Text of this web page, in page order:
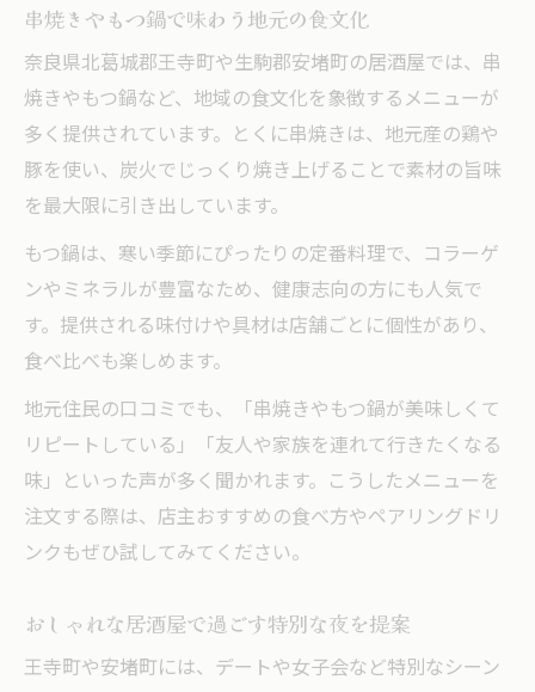
串焼きやもつ鍋で味わう地元の食文化
奈良県北葛城郡王寺町や生駒郡安堵町の居酒屋では、串
焼きやもつ鍋など、地域の食文化を象徴するメニューが
多く提供されています。とくに串焼きは、地元産の鶏や
豚を使い、炭火でじっくり焼き上げることで素材の旨味
を最大限に引き出しています。
もつ鍋は、寒い季節にぴったりの定番料理で、コラーゲ
ンやミネラルが豊富なため、健康志向の方にも人気で
す。提供される味付けや具材は店舗ごとに個性があり、
食べ比べも楽しめます。
地元住民の口コミでも、「串焼きやもつ鍋が美味しくて
リピートしている」「友人や家族を連れて行きたくなる
味」といった声が多く聞かれます。こうしたメニューを
注文する際は、店主おすすめの食べ方やペアリングドリ
ンクもぜひ試してみてください。
おしゃれな居酒屋で過ごす特別な夜を提案
王寺町や安堵町には、デートや女子会など特別なシーン